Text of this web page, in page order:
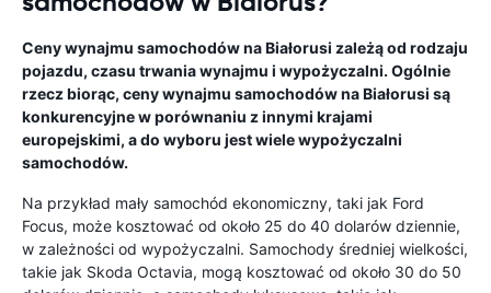
Ceny wynajmu samochodów na Białorusi zależą od rodzaju
pojazdu, czasu trwania wynajmu i wypożyczalni. Ogólnie
rzecz biorąc, ceny wynajmu samochodów na Białorusi są
konkurencyjne w porównaniu z innymi krajami
europejskimi, a do wyboru jest wiele wypożyczalni
samochodów.
Na przykład mały samochód ekonomiczny, taki jak Ford
Focus, może kosztować od około 25 do 40 dolarów dziennie,
w zależności od wypożyczalni. Samochody średniej wielkości,
takie jak Skoda Octavia, mogą kosztować od około 30 do 50